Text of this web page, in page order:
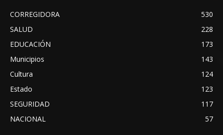
CORREGIDORA
530
SALUD
228
EDUCACIÓN
173
Municipios
143
Cultura
124
Estado
123
SEGURIDAD
117
NACIONAL
57